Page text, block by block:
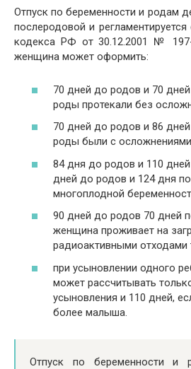
Отпуск по беременности и родам
послеродовой и
кодекса РФ от 30.12.2001 №
женщина может оформить:
70 дней до родов и 70
роды протекали без
70 дней до родов и 86
роды были с
84 дня до родов и 110
дней до родов и 124 дня
многоплодной
90 дней до родов 70 дней
женщина проживает на
радиоактивными отходами
при усыновлении одного
может рассчитывать
усыновления и 110 дней,
более малыша.
Отпуск по беременности и